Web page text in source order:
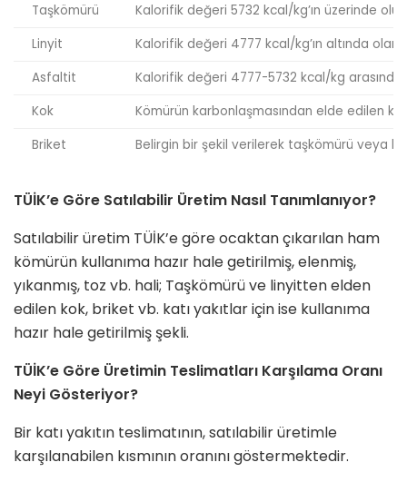
Taşkömürü
Kalorifik değeri 5732 kcal/kg’ın üzerinde
Linyit
Kalorifik değeri 4777 kcal/kg’ın altında
Asfaltit
Kalorifik değeri 4777-5732 kcal/kg
Kok
Kömürün karbonlaşmasından elde edilen
Briket
Belirgin bir şekil verilerek taşkömürü veya
TÜİK’e Göre Satılabilir Üretim Nasıl Tanımlanıyor?
Satılabilir üretim TÜİK’e göre ocaktan çıkarılan ham
kömürün kullanıma hazır hale getirilmiş, elenmiş,
yıkanmış, toz vb. hali; Taşkömürü ve linyitten elden
edilen kok, briket vb. katı yakıtlar için ise kullanıma
hazır hale getirilmiş şekli.
TÜİK’e Göre Üretimin Teslimatları Karşılama Oranı
Neyi Gösteriyor?
Bir katı yakıtın teslimatının, satılabilir üretimle
karşılanabilen kısmının oranını göstermektedir.